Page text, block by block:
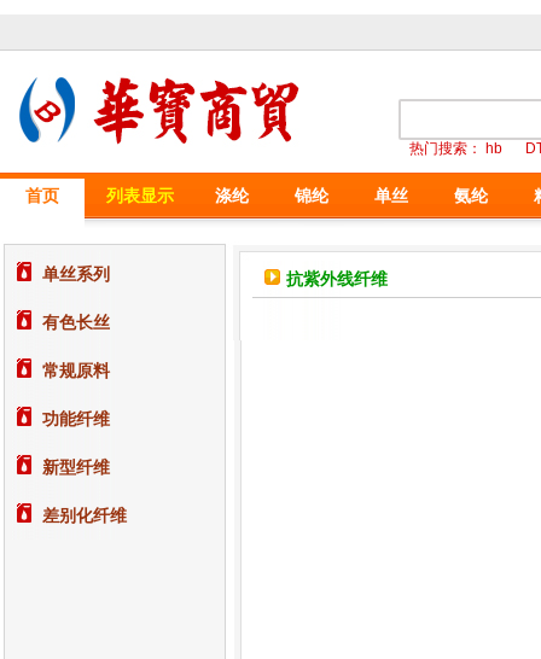
热门搜索： hb
首页 列表显示 涤纶 锦纶 单丝 氨纶
单丝系列
有色长丝
常规原料
功能纤维
新型纤维
差别化纤维
抗紫外线纤维